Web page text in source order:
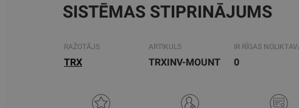
SISTĒMAS STIPRINĀJUMS
RAŽOTĀJS
TRX
ARTIKULS
TRXINV-MOUNT
IR RĪGAS
0